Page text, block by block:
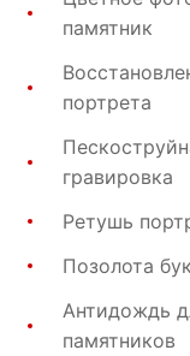
памятник
портрета
гравировка
Ретушь
Позолота
Антидождь
памятников